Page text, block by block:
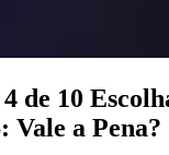
de 10
Vale a Pena?